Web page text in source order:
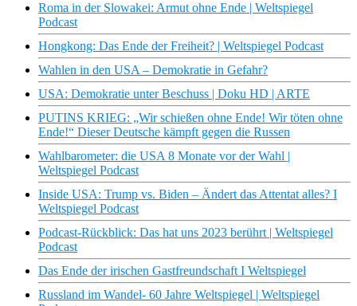
Roma in der Slowakei: Armut ohne Ende | Weltspiegel
Podcast
Hongkong: Das Ende der Freiheit? | Weltspiegel Podcast
Wahlen in den USA – Demokratie in Gefahr?
USA: Demokratie unter Beschuss | Doku HD | ARTE
PUTINS KRIEG: „Wir schießen ohne Ende! Wir töten ohne
Ende!“ Dieser Deutsche kämpft gegen die Russen
Wahlbarometer: die USA 8 Monate vor der Wahl |
Weltspiegel Podcast
Inside USA: Trump vs. Biden – Ändert das Attentat alles? I
Weltspiegel Podcast
Podcast-Rückblick: Das hat uns 2023 berührt | Weltspiegel
Podcast
Das Ende der irischen Gastfreundschaft I Weltspiegel
Russland im Wandel- 60 Jahre Weltspiegel | Weltspiegel